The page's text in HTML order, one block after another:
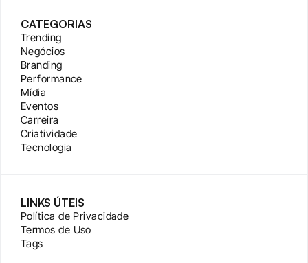
CATEGORIAS
Trending
Negócios
Branding
Performance
Mídia
Eventos
Carreira
Criatividade
Tecnologia
LINKS ÚTEIS
Política de Privacidade
Termos de Uso
Tags